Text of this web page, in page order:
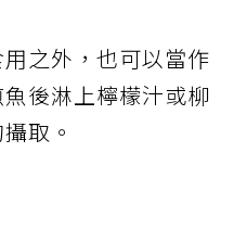
之外，也可以當作
後淋上檸檬汁或柳
取。